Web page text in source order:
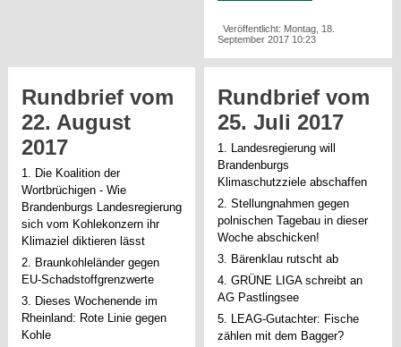
Veröffentlicht: Montag, 18.
September 2017 10:23
Rundbrief vom
22. August
2017
1. Die Koalition der
Wortbrüchigen - Wie
Brandenburgs Landesregierung
sich vom Kohlekonzern ihr
Klimaziel diktieren lässt
2. Braunkohleländer gegen
EU-Schadstoffgrenzwerte
3. Dieses Wochenende im
Rheinland: Rote Linie gegen
Kohle
Rundbrief vom
25. Juli 2017
1. Landesregierung will
Brandenburgs
Klimaschutzziele abschaffen
2. Stellungnahmen gegen
polnischen Tagebau in dieser
Woche abschicken!
3. Bärenklau rutscht ab
4. GRÜNE LIGA schreibt an
AG Pastlingsee
5. LEAG-Gutachter: Fische
zählen mit dem Bagger?